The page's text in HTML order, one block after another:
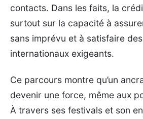
contacts. Dans les faits, la
surtout sur la capacité à
sans imprévu et à satisfaire
internationaux exigeants.
Ce parcours montre qu’un
devenir une force, même aux
À travers ses festivals et son